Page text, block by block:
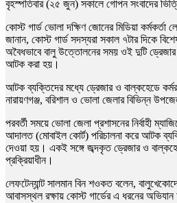
বৃহস্পতিবার (২৫ জুন) সকালে গোপন সংবাদের
কোস্ট গার্ড ভোলা দক্ষিণ জোনের মিডিয়া কর্মকর্তা
জানান, কোস্ট গার্ড সদস্যরা সকাল ৭টার দিকে
অবৈধভাবে বালু উত্তোলনের সময় ওই দুটি
আটক করা হয়।
আটক ব্যক্তিদের মধ্যে ড্রেজার ও বাল্কহেডে
নারায়ণগঞ্জ, বরিশাল ও ভোলা জেলার বিভিন্ন
পরবর্তী সময়ে ভোলা জেলা প্রশাসনের নির্বাহী
আদালত (মোবাইল কোর্ট) পরিচালনা করে আটক
দেওয়া হয়। একই সঙ্গে জব্দকৃত ড্রেজার ও
প্রক্রিয়াধীন।
লেফটেন্যান্ট সালমান বিন শওকত বলেন,
আবাসস্থল রক্ষায় কোস্ট গার্ডের এ ধরনের